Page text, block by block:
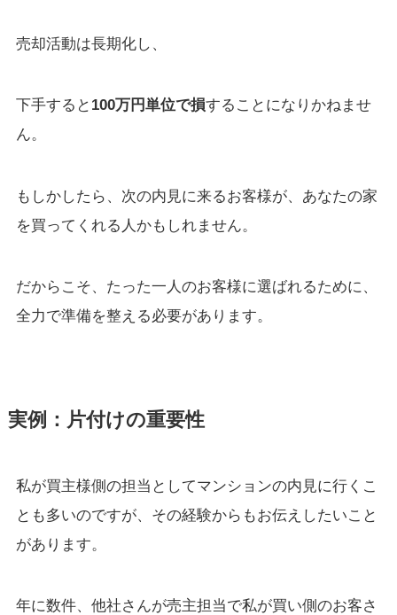
売却活動は長期化し、
下手すると 100万円単位で損することになりかねませ
ん。
もしかしたら、次の内見に来るお客様が、あなたの家
を買ってくれる人かもしれません。
だからこそ、たった一人のお客様に選ばれるために、
全力で準備を整える必要があります。
実例：片付けの重要性
私が買主様側の担当としてマンションの内見に行くこ
とも多いのですが、その経験からもお伝えしたいこと
があります。
年に数件、他社さんが売主担当で私が買い側のお客さ